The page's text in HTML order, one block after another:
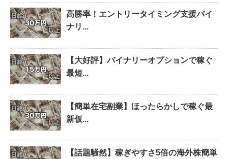
高勝率！エントリータイミング支援バイ
ナリ...
【大好評】バイナリーオプションで稼ぐ
最短...
【簡単在宅副業】ほったらかしで稼ぐ最
新仮...
【話題騒然】稼ぎやすさ5倍の海外株簡単